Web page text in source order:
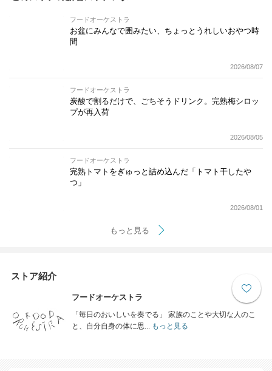
フードオーケストラ
お盆にみんなで囲みたい、ちょっとうれしいおやつ時
間
2026/08/07
フードオーケストラ
炭酸で割るだけで、ごちそうドリンク。完熟梅シロッ
プが再入荷
2026/08/05
フードオーケストラ
完熟トマトをぎゅっと詰め込んだ「トマト干したや
つ」
2026/08/01
もっと見る
ストア紹介
フードオーケストラ
「毎日のおいしいを奏でる」 家族のことや大切な人のこ
と、自分自身の体に思...もっと見る